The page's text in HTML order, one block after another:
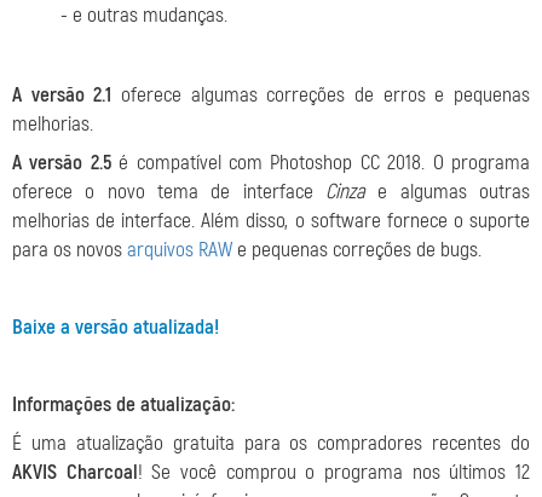
- e outras mudanças.
A versão 2.1 oferece algumas correções de erros e pequenas
melhorias.
A versão 2.5é compatível com Photoshop CC 2018. O programa
oferece o novo tema de interface Cinzae algumas outras
melhorias de interface. Além disso, o software fornece o suporte
para os novosarquivos RAW e pequenas correções de bugs.
Baixe a versão atualizada!
Informações de atualização:
É uma atualização gratuita para os compradores recentes do
AKVIS Charcoal! Se você comprou o programa nos últimos 12